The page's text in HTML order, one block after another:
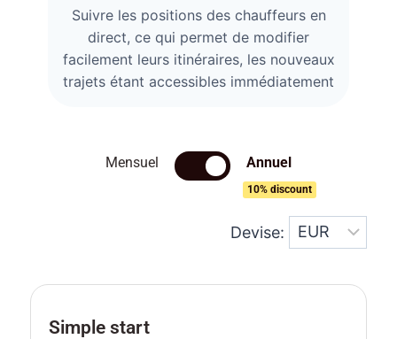
Suivre les positions des chauffeurs en
direct, ce qui permet de modifier
facilement leurs itinéraires, les nouveaux
trajets étant accessibles immédiatement
Mensuel Annuel
10% discount
Devise:
Simple start